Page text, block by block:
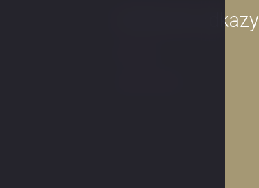
Užitečné odkazy